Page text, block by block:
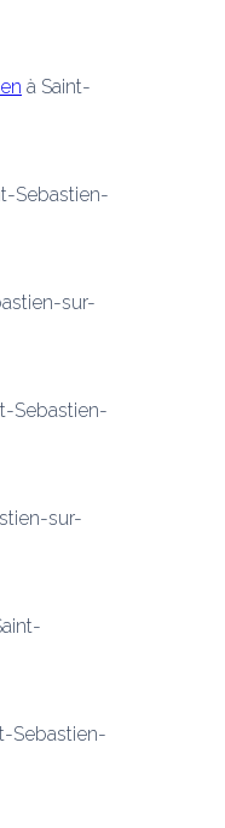
à Saint-
Sebastien-
sur-
Sebastien-
sur-
Sebastien-